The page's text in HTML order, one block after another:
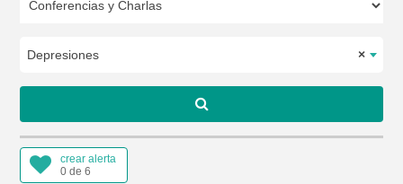
×
Depresiones
crear alerta
0 de 6